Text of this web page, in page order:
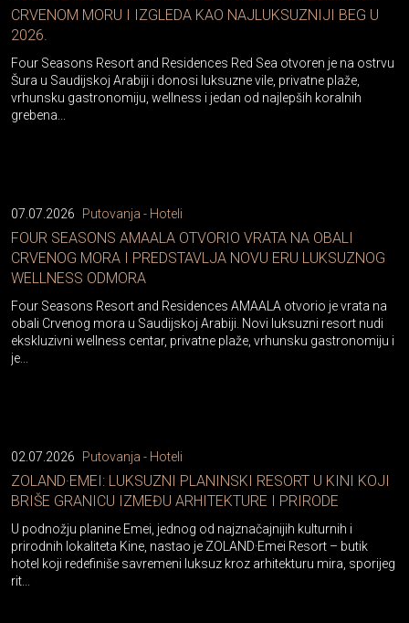
CRVENOM MORU I IZGLEDA KAO NAJLUKSUZNIJI BEG U
2026.
Four Seasons Resort and Residences Red Sea otvoren je na ostrvu
Šura u Saudijskoj Arabiji i donosi luksuzne vile, privatne plaže,
vrhunsku gastronomiju, wellness i jedan od najlepših koralnih
grebena...
07.07.2026 Putovanja - Hoteli
FOUR SEASONS AMAALA OTVORIO VRATA NA OBALI
CRVENOG MORA I PREDSTAVLJA NOVU ERU LUKSUZNOG
WELLNESS ODMORA
Four Seasons Resort and Residences AMAALA otvorio je vrata na
obali Crvenog mora u Saudijskoj Arabiji. Novi luksuzni resort nudi
ekskluzivni wellness centar, privatne plaže, vrhunsku gastronomiju i
je...
02.07.2026 Putovanja - Hoteli
ZOLAND·EMEI: LUKSUZNI PLANINSKI RESORT U KINI KOJI
BRIŠE GRANICU IZMEĐU ARHITEKTURE I PRIRODE
U podnožju planine Emei, jednog od najznačajnijih kulturnih i
prirodnih lokaliteta Kine, nastao je ZOLAND·Emei Resort – butik
hotel koji redefiniše savremeni luksuz kroz arhitekturu mira, sporijeg
rit...